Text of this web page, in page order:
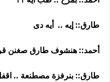
طارق:: إيه .. أيه دى
أحمد:: هنشوف طارق صغنن
طارق:: بنرفزة مصطنعة ..